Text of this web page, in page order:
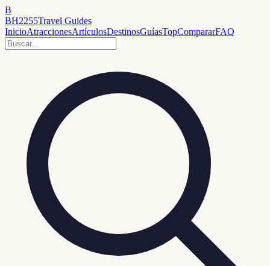
B
BH2255Travel Guides
InicioAtraccionesArtículosDestinosGuíasTopCompararFAQ